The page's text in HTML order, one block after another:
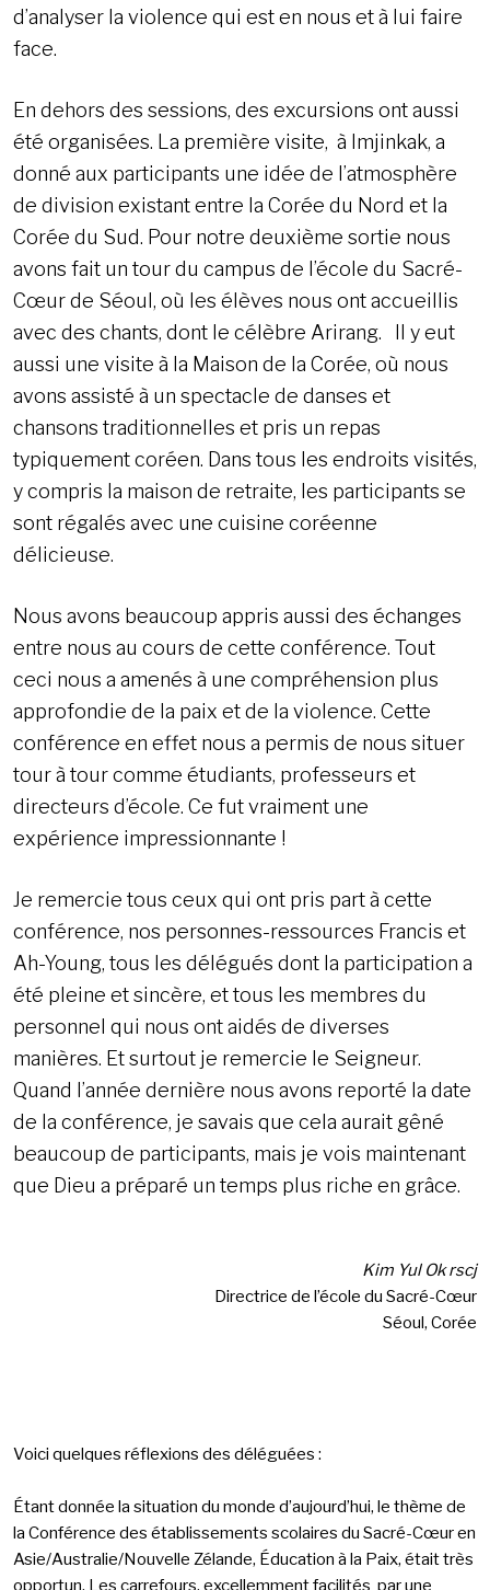
d’analyser la violence qui est en nous et à lui faire
face.
En dehors des sessions, des excursions ont aussi
été organisées. La première visite, à Imjinkak, a
donné aux participants une idée de l’atmosphère
de division existant entre la Corée du Nord et la
Corée du Sud. Pour notre deuxième sortie nous
avons fait un tour du campus de l’école du Sacré-
Cœur de Séoul, où les élèves nous ont accueillis
avec des chants, dont le célèbre Arirang. Il y eut
aussi une visite à la Maison de la Corée, où nous
avons assisté à un spectacle de danses et
chansons traditionnelles et pris un repas
typiquement coréen. Dans tous les endroits visités,
y compris la maison de retraite, les participants se
sont régalés avec une cuisine coréenne
délicieuse.
Nous avons beaucoup appris aussi des échanges
entre nous au cours de cette conférence. Tout
ceci nous a amenés à une compréhension plus
approfondie de la paix et de la violence. Cette
conférence en effet nous a permis de nous situer
tour à tour comme étudiants, professeurs et
directeurs d’école. Ce fut vraiment une
expérience impressionnante !
Je remercie tous ceux qui ont pris part à cette
conférence, nos personnes-ressources Francis et
Ah-Young, tous les délégués dont la participation a
été pleine et sincère, et tous les membres du
personnel qui nous ont aidés de diverses
manières. Et surtout je remercie le Seigneur.
Quand l’année dernière nous avons reporté la date
de la conférence, je savais que cela aurait gêné
beaucoup de participants, mais je vois maintenant
que Dieu a préparé un temps plus riche en grâce.
Kim Yul Ok rscj
Directrice de l’école du Sacré-Cœur
Séoul, Corée
Voici quelques réflexions des déléguées :
Étant donnée la situation du monde d’aujourd’hui, le thème de
la Conférence des établissements scolaires du Sacré-Cœur en
Asie/Australie/Nouvelle Zélande, Éducation à la Paix, était très
opportun. Les carrefours, excellemment facilités par une